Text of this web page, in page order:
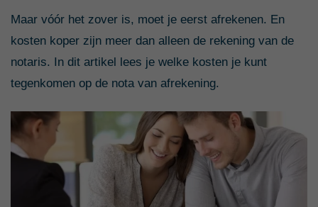
Maar vóór het zover is, moet je eerst afrekenen. En
kosten koper zijn meer dan alleen de rekening van de
notaris. In dit artikel lees je welke kosten je kunt
tegenkomen op de nota van afrekening.